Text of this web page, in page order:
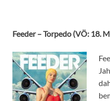
Feeder – Torpedo (VÖ: 18.